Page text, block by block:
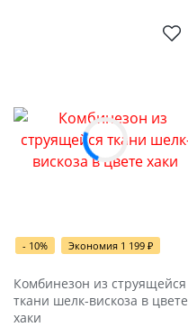
- 10% Экономия 1 199 ₽
Комбинезон из струящейся
ткани шелк-вискоза в цвете
хаки